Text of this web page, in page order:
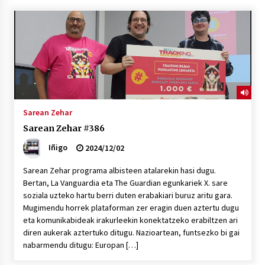
“Hiztegi bat” Gorka Urbizuk idatzitako letren
hiztegia
2026/07/23
Bakaikuko barnetegitik gazteek egindako saio
berezia
Kontserbatorioan protagonista
Auzoportala : 1×04 Auzofoniak
2026/07/15
Gaur abitua da Bilbao bbk live jaialdia
Sarean Zehar
Sarean Zehar #386
Iñigo
2024/12/02
Sarean Zehar programa albisteen atalarekin hasi dugu.
Bertan, La Vanguardia eta The Guardian egunkariek X. sare
soziala uzteko hartu berri duten erabakiari buruz aritu gara.
Mugimendu horrek plataforman zer eragin duen aztertu dugu
eta komunikabideak irakurleekin konektatzeko erabiltzen ari
diren aukerak aztertuko ditugu. Nazioartean, funtsezko bi gai
nabarmendu ditugu: Europan […]